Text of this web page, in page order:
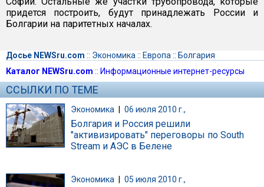
придется построить, будут принадлежать России и
Болгарии на паритетных началах.
Досье NEWSru.com :: Экономика :: Европа :: Болгария
Каталог NEWSru.com :: Информационные интернет-ресурсы
ССЫЛКИ ПО ТЕМЕ
Экономика | 06 июля 2010 г.,
Болгария и Россия решили
"активизировать" переговоры по South
Stream и АЭС в Белене
Экономика 05 июля 2010 г.,